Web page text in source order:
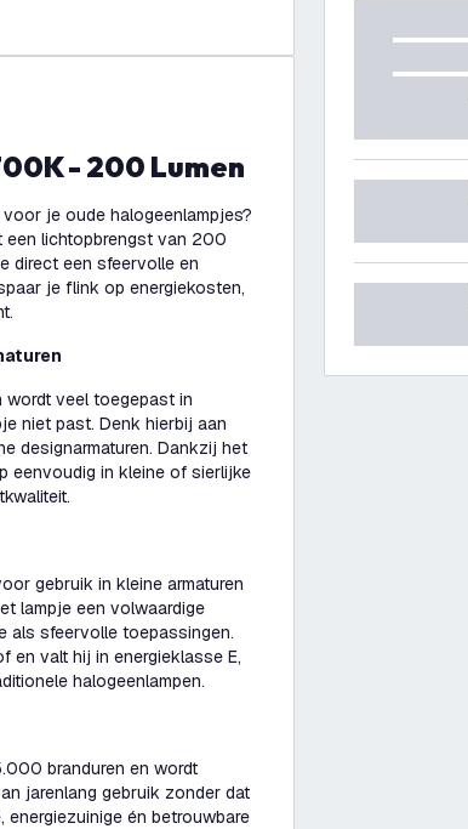
- 200 Lumen
je oude halogeenlampjes?
een lichtopbrengst van 200
direct een sfeervolle en
je flink op energiekosten,
wordt veel toegepast in
niet past. Denk hierbij aan
designarmaturen. Dankzij het
eenvoudig in kleine of sierlijke
gebruik in kleine armaturen
lampje een volwaardige
als sfeervolle toepassingen.
en valt hij in energieklasse E,
halogeenlampen.
branduren en wordt
jarenlang gebruik zonder dat
energiezuinige én betrouwbare